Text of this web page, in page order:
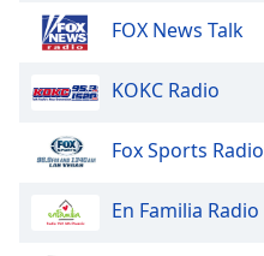
FOX News Talk
KOKC Radio
Fox Sports Radio
En Familia Radio